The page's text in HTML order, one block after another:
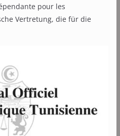
pour les
Vertretung, die für die